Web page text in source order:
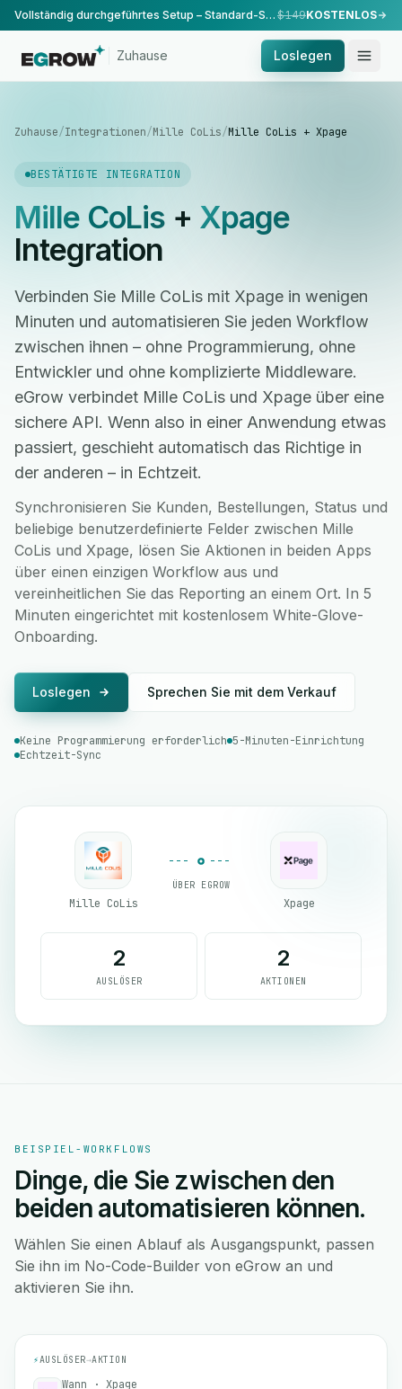
Vollständig durchgeführtes Setup – Standard-Setup, durchgeführt von unserem Team. $149KOSTENLOS
Zuhause Loslegen
Zuhause/Integrationen/Mille CoLis/Mille CoLis + Xpage
BESTÄTIGTE INTEGRATION
Mille CoLis+ Xpage
Integration
Verbinden Sie Mille CoLis mit Xpage in wenigen
Minuten und automatisieren Sie jeden Workflow
zwischen ihnen – ohne Programmierung, ohne
Entwickler und ohne komplizierte Middleware.
eGrow verbindet Mille CoLis und Xpage über eine
sichere API. Wenn also in einer Anwendung etwas
passiert, geschieht automatisch das Richtige in
der anderen – in Echtzeit.
Synchronisieren Sie Kunden, Bestellungen, Status und
beliebige benutzerdefinierte Felder zwischen Mille
CoLis und Xpage, lösen Sie Aktionen in beiden Apps
über einen einzigen Workflow aus und
vereinheitlichen Sie das Reporting an einem Ort. In 5
Minuten eingerichtet mit kostenlosem White-Glove-
Onboarding.
Loslegen Sprechen Sie mit dem Verkauf
Keine Programmierung erforderlich 5-Minuten-Einrichtung
Echtzeit-Sync
Mille CoLis
ÜBER EGROW
Xpage
2
AUSLÖSER
2
AKTIONEN
BEISPIEL-WORKFLOWS
Dinge, die Sie zwischen den
beiden automatisieren können.
Wählen Sie einen Ablauf als Ausgangspunkt, passen
Sie ihn im No-Code-Builder von eGrow an und
aktivieren Sie ihn.
⚡AUSLÖSER→AKTION
Wann · Xpage